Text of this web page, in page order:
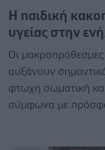
Η παιδική
υγείας στην
Οι μακροπρόθεσμες
αυξάνουν
φτωχή σωματική
σύμφωνα με